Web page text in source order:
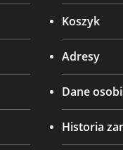
Koszyk
Adresy
Dane
Historia